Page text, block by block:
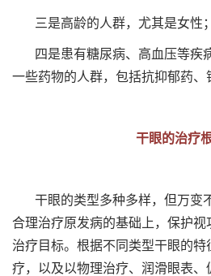
三是高龄的人群，尤其是女性；
四是患有糖尿病、高血压等疾
一些药物的人群，包括抗抑郁药、
干眼的治疗
干眼的类型多种多样，但万变
合理治疗原发病的基础上，保护视
治疗目标。根据不同类型干眼的
疗，以及以物理治疗、润滑眼表